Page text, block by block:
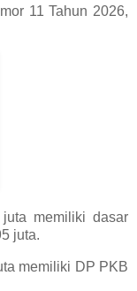
11 Tahun 2026,
memiliki dasar
juta.
memiliki DP PKB